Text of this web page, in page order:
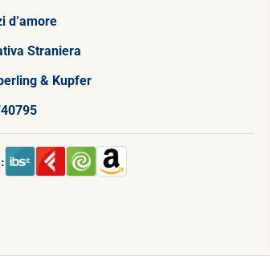
d’amore
Straniera
& Kupfer